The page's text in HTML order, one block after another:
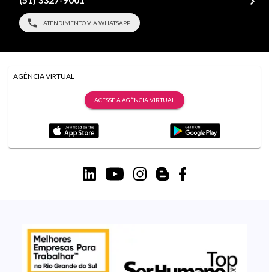
ATENDIMENTO VIA WHATSAPP
AGÊNCIA VIRTUAL
ACESSE A AGÊNCIA VIRTUAL